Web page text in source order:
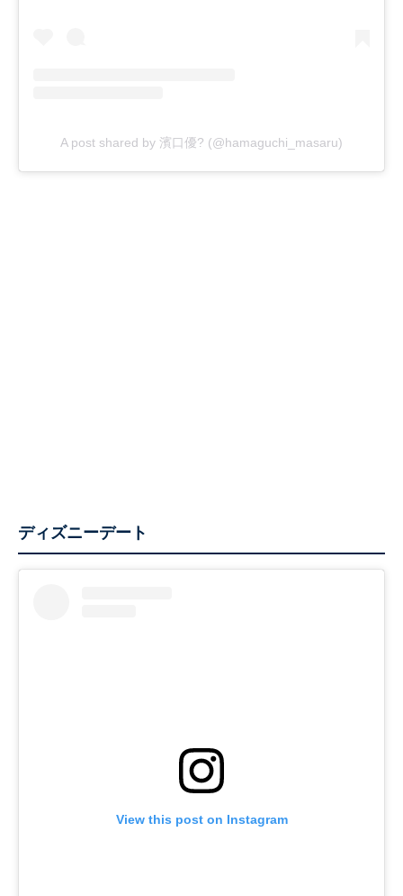
A post shared by 濱口優? (@hamaguchi_masaru)
ディズニーデート
View this post on Instagram